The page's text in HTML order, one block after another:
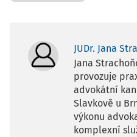
JUDr. Jana
Jana
provozuje
advokátní
Slavkově u
výkonu
komplexní